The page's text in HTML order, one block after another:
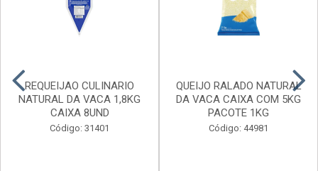
REQUEIJAO CULINARIO
NATURAL DA VACA 1,8KG
CAIXA 8UND
Código: 31401
QUEIJO RALADO NATURAL
DA VACA CAIXA COM 5KG
PACOTE 1KG
Código: 44981